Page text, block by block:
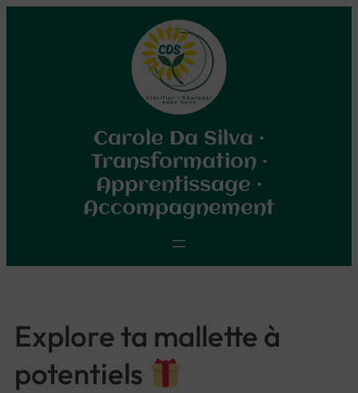
Carole Da Silva ·
Transformation ·
Apprentissage ·
Accompagnement
Explore ta mallette à
potentiels